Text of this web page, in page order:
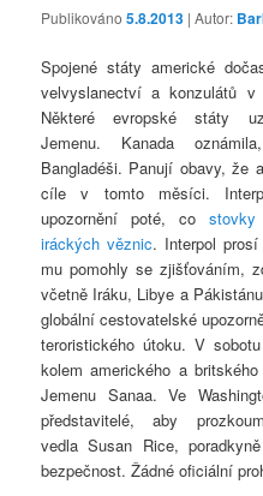
Publikováno5.8.2013 | Autor:
Spojené státy americké
velvyslanectví a konzulátů v
Některé evropské státy
Jemenu. Kanada
Bangladéši. Panují obavy, že
cíle v tomto měsíci.
upozornění poté, co
iráckých věznic. Interpol
mu pomohly se zjišťováním,
včetně Iráku, Libye a
globální cestovatelské
teroristického útoku. V
kolem amerického a
Jemenu Sanaa. Ve
představitelé, aby
vedla Susan Rice,
bezpečnost. Žádné oficiální